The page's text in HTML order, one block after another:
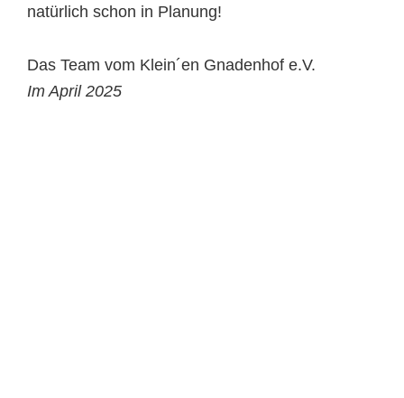
natürlich schon in Planung!
Das Team vom Klein´en Gnadenhof e.V.
Im April 2025